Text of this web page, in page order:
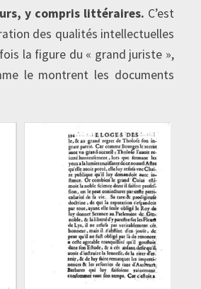
y compris littéraires. C’est
des qualités intellectuelles
la figure du « grand juriste »,
le montrent les documents